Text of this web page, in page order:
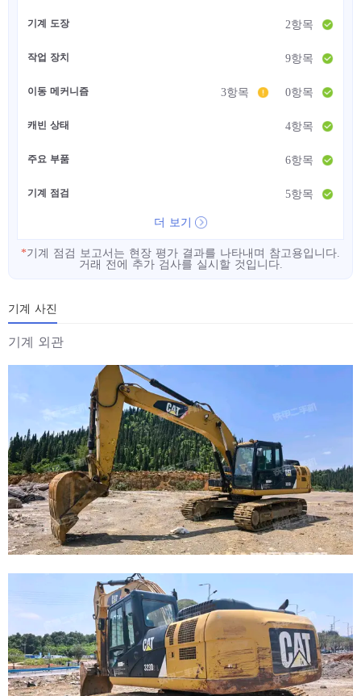
기계 도장 2항목
작업 장치 9항목
이동 메커니즘 0항목
3항목
캐빈 상태 4항목
주요 부품 6항목
기계 점검 5항목
더 보기
*기계 점검 보고서는 현장 평가 결과를 나타내며 참고용입니다.
거래 전에 추가 검사를 실시할 것입니다.
기계 사진
기계 외관